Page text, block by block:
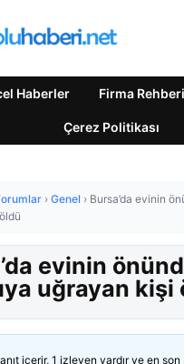
Haberler Firma Rehberi
Çerez Politikası
› Genel › Bursa’da evinin
evinin
uğrayan kişi
içerir, 1 izleyen vardır ve en son